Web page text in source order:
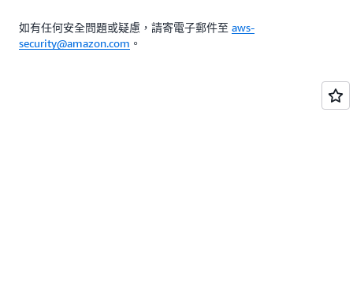
如有任何安全問題或疑慮，請寄電子郵件至 aws-
security@amazon.com 。